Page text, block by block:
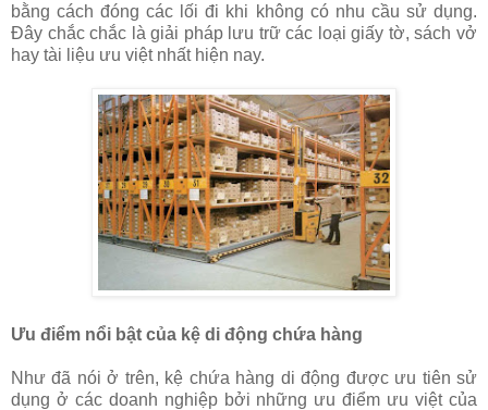
bằng cách đóng các lối đi khi không có nhu cầu sử dụng.
Đây chắc chắc là giải pháp lưu trữ các loại giấy tờ, sách vở
hay tài liệu ưu việt nhất hiện nay.
Ưu điểm nổi bật của kệ di động chứa hàng
Như đã nói ở trên, kệ chứa hàng di động được ưu tiên sử
dụng ở các doanh nghiệp bởi những ưu điểm ưu việt của